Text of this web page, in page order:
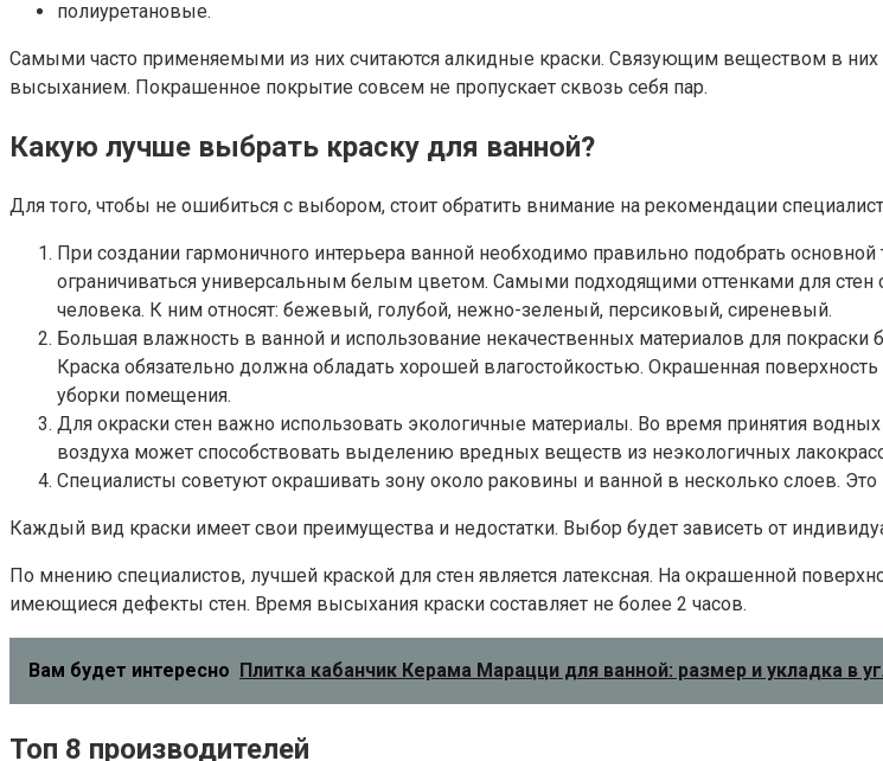
полиуретановые.
Самыми часто применяемыми из них считаются алкидные краски. Связующим веществом в
высыханием. Покрашенное покрытие совсем не пропускает сквозь себя пар.
Какую лучше выбрать краску для ванной?
Для того, чтобы не ошибиться с выбором, стоит обратить внимание на рекомендации
При создании гармоничного интерьера ванной необходимо правильно подобрать
ограничиваться универсальным белым цветом. Самыми подходящими оттенками для
человека. К ним относят: бежевый, голубой, нежно-зеленый, персиковый, сиреневый.
Большая влажность в ванной и использование некачественных материалов для
Краска обязательно должна обладать хорошей влагостойкостью. Окрашенная
уборки помещения.
Для окраски стен важно использовать экологичные материалы. Во время принятия
воздуха может способствовать выделению вредных веществ из неэкологичных
Специалисты советуют окрашивать зону около раковины и ванной в несколько слоев.
Каждый вид краски имеет свои преимущества и недостатки. Выбор будет зависеть от
По мнению специалистов, лучшей краской для стен является латексная. На окрашенной
имеющиеся дефекты стен. Время высыхания краски составляет не более 2 часов.
Вам будет интересно Плитка кабанчик Керама Марацци для ванной: размер и укладка в
Топ 8 производителей